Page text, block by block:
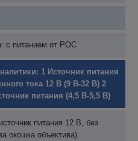
с питанием от POC
1 Источник питания
тока 12 В (9 В-32 В) 2
питания (4,5 В-5,5 В)
питания 12 В, без
окошка объектива)